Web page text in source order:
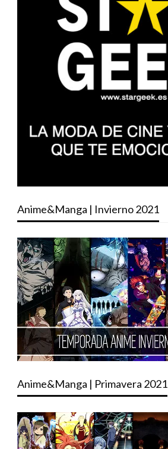
Anime&Manga | Invierno 2021
Anime&Manga | Primavera 2021